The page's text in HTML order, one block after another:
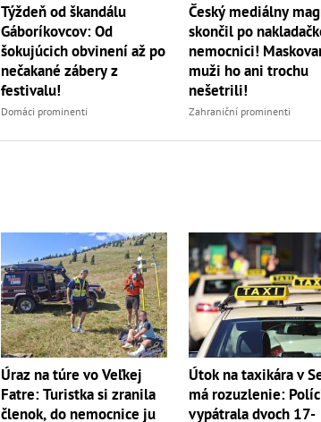
Týždeň od škandálu
Gáboríkovcov: Od
šokujúcich obvinení až po
nečakané zábery z
festivalu!
Domáci prominenti
Český mediálny
skončil po
nemocnici!
muži ho ani trochu
nešetrili!
Zahraniční prominenti
Úraz na túre vo Veľkej
Fatre: Turistka si zranila
členok, do nemocnice ju
Útok na taxikára v
má rozuzlenie:
vypátrala dvoch 17-